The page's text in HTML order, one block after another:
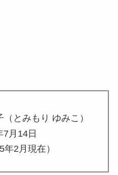
とみもり ゆみこ）
7月14日
2月現在）